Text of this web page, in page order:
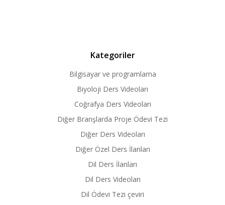
Kategoriler
Bilgisayar ve programlama
Biyoloji Ders Videoları
Coğrafya Ders Videoları
Diğer Branşlarda Proje Ödevi Tezi
Diğer Ders Videoları
Diğer Özel Ders İlanları
Dil Ders İlanları
Dil Ders Videoları
Dil Ödevi Tezi çeviri